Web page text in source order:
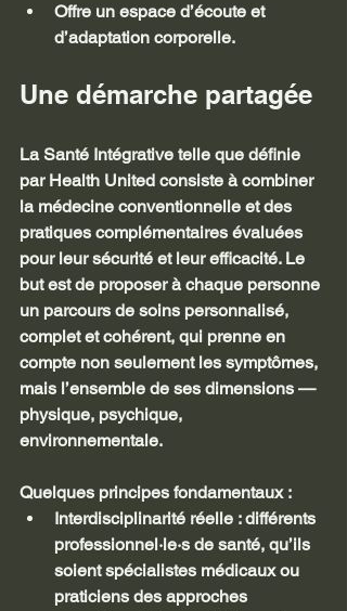
Offre un espace d’écoute et
d’adaptation corporelle.
Une démarche partagée
La Santé Intégrative telle que définie
par Health United consiste à combiner
la médecine conventionnelle et des
pratiques complémentaires évaluées
pour leur sécurité et leur efficacité. Le
but est de proposer à chaque personne
un parcours de soins personnalisé,
complet et cohérent, qui prenne en
compte non seulement les symptômes,
mais l’ensemble de ses dimensions —
physique, psychique,
environnementale.
Quelques principes fondamentaux :
Interdisciplinarité réelle : différents
professionnel·le·s de santé, qu’ils
soient spécialistes médicaux ou
praticiens des approches